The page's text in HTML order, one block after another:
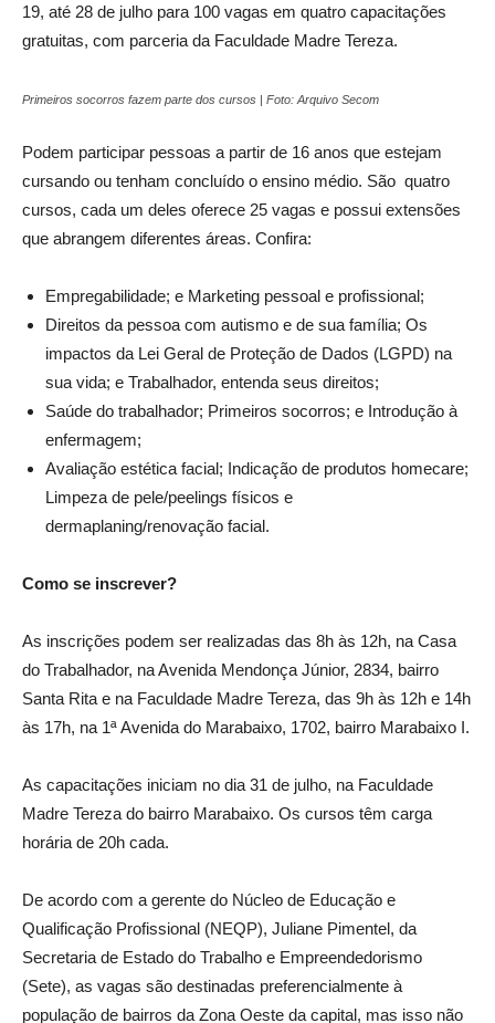
19, até 28 de julho para 100 vagas em quatro capacitações
gratuitas, com parceria da Faculdade Madre Tereza.
Primeiros socorros fazem parte dos cursos | Foto: Arquivo Secom
Podem participar pessoas a partir de 16 anos que estejam
cursando ou tenham concluído o ensino médio. São quatro
cursos, cada um deles oferece 25 vagas e possui extensões
que abrangem diferentes áreas. Confira:
Empregabilidade; e Marketing pessoal e profissional;
Direitos da pessoa com autismo e de sua família; Os
impactos da Lei Geral de Proteção de Dados (LGPD) na
sua vida; e Trabalhador, entenda seus direitos;
Saúde do trabalhador; Primeiros socorros; e Introdução à
enfermagem;
Avaliação estética facial; Indicação de produtos homecare;
Limpeza de pele/peelings físicos e
dermaplaning/renovação facial.
Como se inscrever?
As inscrições podem ser realizadas das 8h às 12h, na Casa
do Trabalhador, na Avenida Mendonça Júnior, 2834, bairro
Santa Rita e na Faculdade Madre Tereza, das 9h às 12h e 14h
às 17h, na 1ª Avenida do Marabaixo, 1702, bairro Marabaixo I.
As capacitações iniciam no dia 31 de julho, na Faculdade
Madre Tereza do bairro Marabaixo. Os cursos têm carga
horária de 20h cada.
De acordo com a gerente do Núcleo de Educação e
Qualificação Profissional (NEQP), Juliane Pimentel, da
Secretaria de Estado do Trabalho e Empreendedorismo
(Sete), as vagas são destinadas preferencialmente à
população de bairros da Zona Oeste da capital, mas isso não